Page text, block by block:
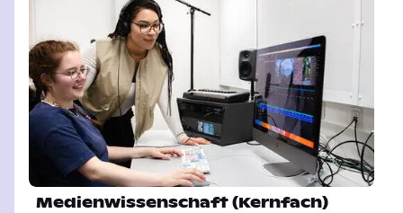
Medienwissenschaft (Kernfach)